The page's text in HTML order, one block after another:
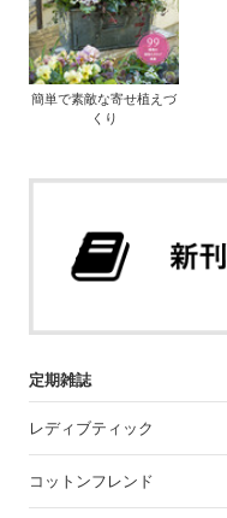
簡単で素敵な寄せ植えづ
くり
定期雑誌
レディブティック
コットンフレンド